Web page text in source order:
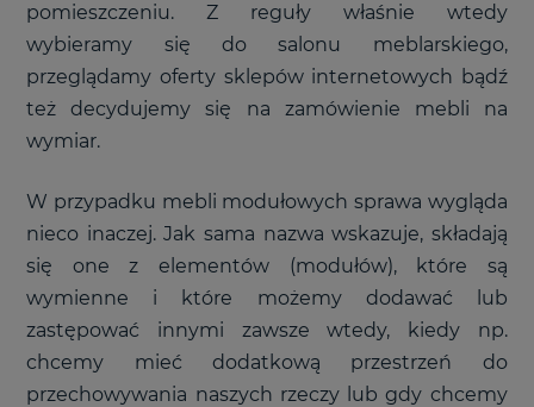
pomieszczeniu. Z reguły właśnie wtedy
wybieramy się do salonu meblarskiego,
przeglądamy oferty sklepów internetowych bądź
też decydujemy się na zamówienie mebli na
wymiar.
W przypadku mebli modułowych sprawa wygląda
nieco inaczej. Jak sama nazwa wskazuje, składają
się one z elementów (modułów), które są
wymienne i które możemy dodawać lub
zastępować innymi zawsze wtedy, kiedy np.
chcemy mieć dodatkową przestrzeń do
przechowywania naszych rzeczy lub gdy chcemy